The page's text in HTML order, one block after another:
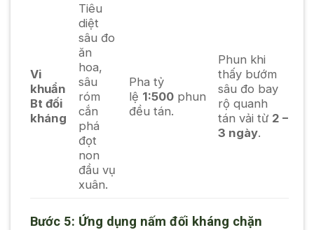
Vi
khuẩn
Bt đối
kháng
Tiêu
diệt
sâu đo
ăn
hoa,
sâu
róm
cắn
phá
đọt
non
đầu vụ
xuân.
Pha tỷ
lệ 1:500phun
đều tán.
Phun khi
thấy bướm
sâu đo bay
rộ quanh
tán vải từ 2 –
3 ngày.
Bước 5: Ứng dụng nấm đối kháng chặn